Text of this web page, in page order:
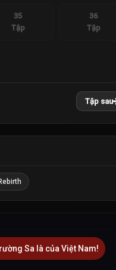
35
Tập
36
Tập
Tập sau
Sa là của Việt Nam!